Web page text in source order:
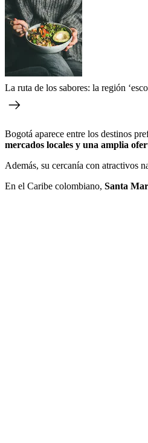
La ruta de los sabores: la región
Bogotá aparece entre los destinos
mercados locales y una amplia
Además, su cercanía con atractivos
En el Caribe colombiano, Santa